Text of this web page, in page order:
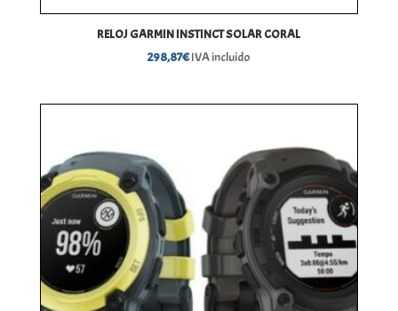
RELOJ GARMIN INSTINCT SOLAR CORAL
298,87€IVA incluido